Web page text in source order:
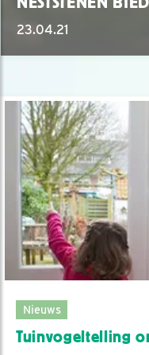
23.04.21
Nieuws
Tuinvogeltelling